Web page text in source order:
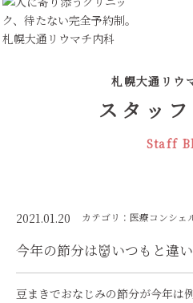
院長ごあいさつ
はじめての方へ
診療内容について Medical
News
アクセス Access
初診の
ご予約は
札幌大通リウ
スタッ
Staff
2021.01.20 カテゴリ：医療コンシェ
今年の節分は👹いつもと違
豆まきでおなじみの節分が今年は